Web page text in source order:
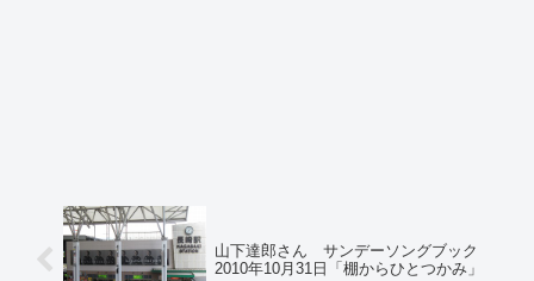
山下達郎さん サンデーソングブック
2010年10月31日「棚からひとつかみ」